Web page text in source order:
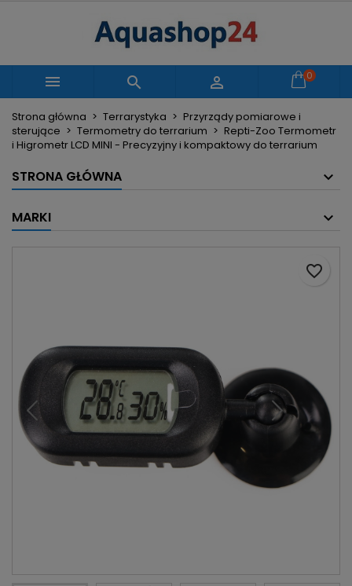
   0
Strona główna Terrarystyka
Przyrządy pomiarowe i
sterujące
Termometry do terrarium
Repti-Zoo Termometr
i Higrometr LCD MINI - Precyzyjny i kompaktowy do terrarium
STRONA GŁÓWNA
MARKI
favorite_border
Moje listy życzeń
add_circle_outline Utwórz nową listę
Utwórz listę życzeń
Nazwa listy życzeń
Anuluj Utwórz listę życzeń
Zaloguj się
Musisz być zalogowany by zapisać produkty na
swojej liście życzeń.
Anuluj Zaloguj się